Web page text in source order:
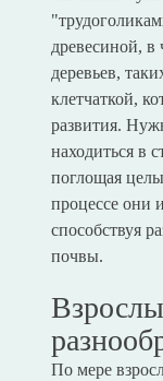
древесиной, в
деревьев,
клетчаткой,
развития.
находиться в
поглощая
процессе они
способствуя
почвы.
По мере